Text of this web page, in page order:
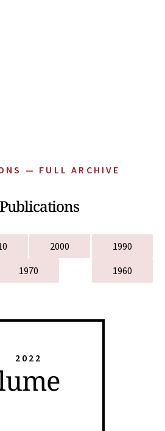
— FULL ARCHIVE
2000
1990
1970 1960
2022